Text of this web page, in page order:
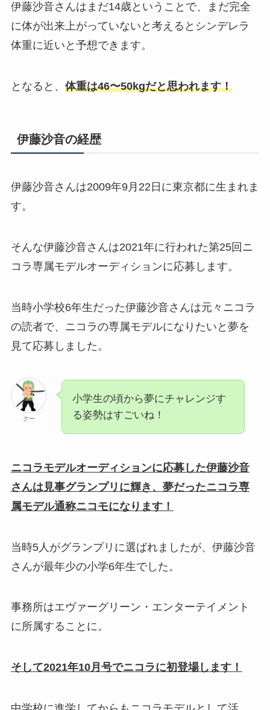
伊藤沙音さんはまだ14歳ということで、まだ完全
に体が出来上がっていないと考えるとシンデレラ
体重に近いと予想できます。
となると、 体重は46〜50kgだと思われます！
伊藤沙音の経歴
伊藤沙音さんは2009年9月22日に東京都に生まれま
す。
そんな伊藤沙音さんは2021年に行われた第25回ニ
コラ専属モデルオーディションに応募します。
当時小学校6年生だった伊藤沙音さんは元々ニコラ
の読者で、ニコラの専属モデルになりたいと夢を
見て応募しました。
クー
小学生の頃から夢にチャレンジす
る姿勢はすごいね！
ニコラモデルオーディションに応募した伊藤沙音
さんは見事グランプリに輝き、夢だったニコラ専
属モデル通称ニコモになります！
当時5人がグランプリに選ばれましたが、伊藤沙音
さんが最年少の小学6年生でした。
事務所はエヴァーグリーン・エンターテイメント
に所属することに。
そして2021年10月号でニコラに初登場します！